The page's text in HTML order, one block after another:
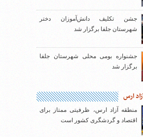
جشن تکلیف دانش‌آموزان دختر
شهرستان جلفا برگزار شد
جشنواره بومی محلی شهرستان جلفا
برگزار شد
ارس
منطقه آزاد ارس، ظرفیتی ممتاز برای
اقتصاد و گردشگری کشور است